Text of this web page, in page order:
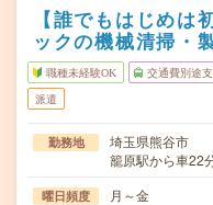
【誰でもはじめは
ックの機械清掃・
職種未経験OK 交通費別途
派遣
勤務地
埼玉県熊谷市
籠原駅から車22
曜日頻度 月～金